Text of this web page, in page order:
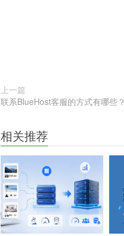
上一篇
联系BlueHost客服的方式有哪些？
相关推荐